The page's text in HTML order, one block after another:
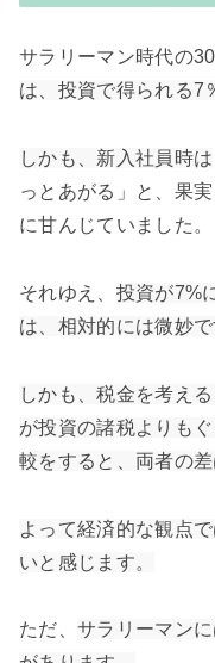
サラリーマン時代の
は、投資で得られる7
しかも、新入社員時は
っとあがる」と、果
に甘んじていました。
それゆえ、 投資が7%
は、 相対的には微妙で
しかも、税金を考え
が投資の諸税よりも
較をすると、両者の差
よって経済的な観点
いと感じます。
ただ、 サラリーマン